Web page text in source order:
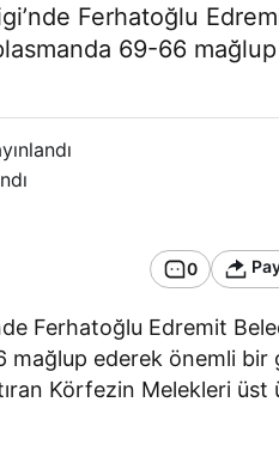
Ferhatoğlu
69-66
0
Ferhatoğlu Edremit
mağlup ederek önemli bir
Körfezin Melekleri